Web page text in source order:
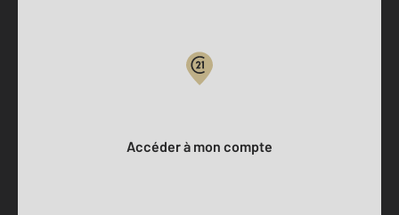
Accéder à mon compte